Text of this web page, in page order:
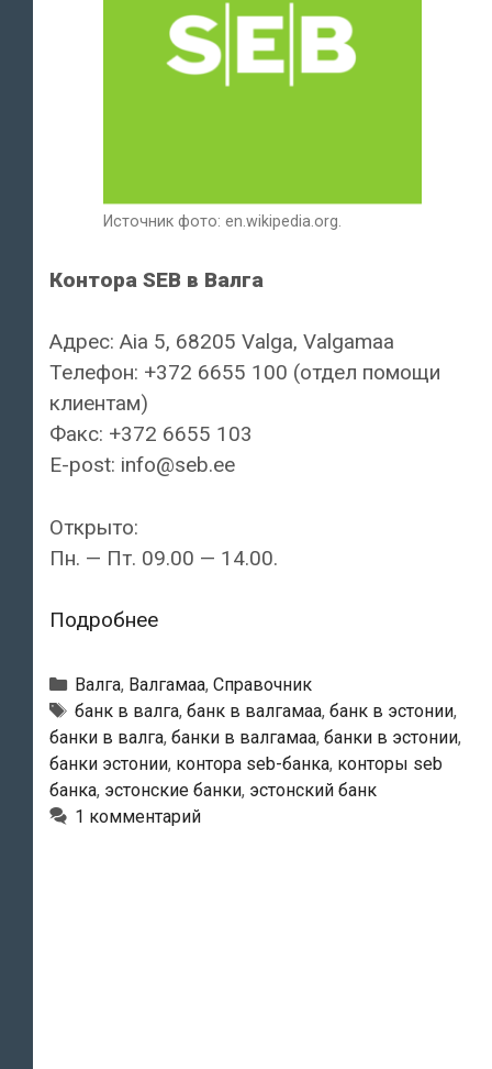
Источник фото: en.wikipedia.org.
Контора SEB в Валга
Адрес: Aia 5, 68205 Valga, Valgamaa
Телефон: +372 6655 100 (отдел помощи
клиентам)
Факс: +372 6655 103
E-post: info@seb.ee
Открыто:
Пн. — Пт. 09.00 — 14.00.
ПодробнееSEB
—
Valga
kontor
Рубрики
Валга, Валгамаа, Справочник
Тэги
банк в валга, банк в валгамаа, банк в эстонии,
банки в валга, банки в валгамаа, банки в эстонии,
банки эстонии, контора seb-банка, конторы seb
банка, эстонские банки, эстонский банк
1 комментарий